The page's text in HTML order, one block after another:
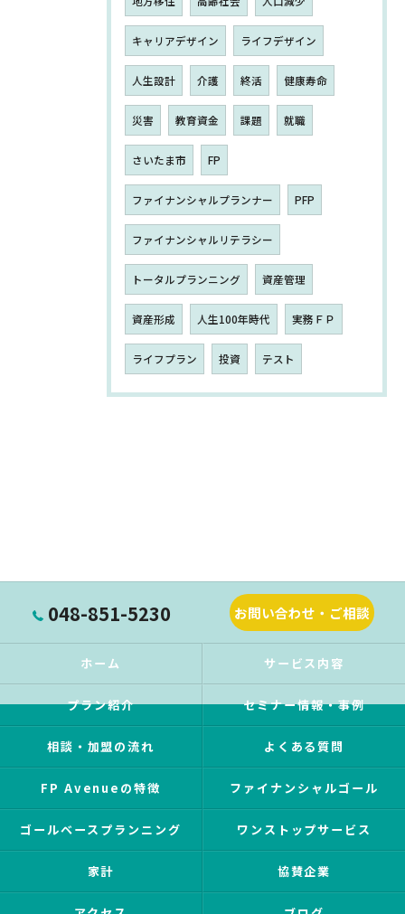
キャリアデザイン ライフデザイン
人生設計 介護 終活 健康寿命
災害 教育資金 課題 就職
さいたま市 FP
ファイナンシャルプランナー PFP
ファイナンシャルリテラシー
トータルプランニング 資産管理
資産形成 人生100年時代 実務ＦＰ
ライフプラン 投資 テスト
048-851-5230 お問い合わせ・ご相談
ホーム サービス内容
プラン紹介 セミナー情報・事例
相談・加盟の流れ よくある質問
FP Avenueの特徴 ファイナンシャルゴール
ゴールベースプランニング ワンストップサービス
家計 協賛企業